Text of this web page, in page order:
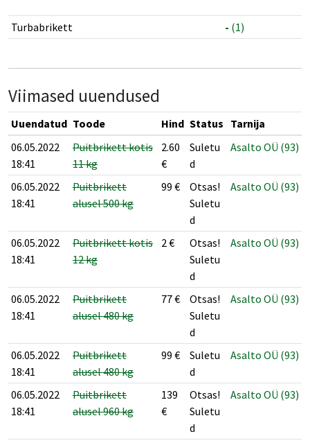
Turbabrikett - (1)
Viimased uuendused
Uuendatud Toode Hind Status Tarnija
06.05.2022
18:41
Puitbrikett kotis
11 kg
2.60
€
Suletu
d
Asalto OÜ (93)
06.05.2022
18:41
Puitbrikett
alusel 500 kg
99 €
Otsas!
Suletu
d
Asalto OÜ (93)
06.05.2022
18:41
Puitbrikett kotis
12 kg
2€
Otsas!
Suletu
d
Asalto OÜ (93)
06.05.2022
18:41
Puitbrikett
alusel 480 kg
77€
Otsas!
Suletu
d
Asalto OÜ (93)
06.05.2022
18:41
Puitbrikett
alusel 480 kg
99 €
Suletu
d
Asalto OÜ (93)
06.05.2022
18:41
Puitbrikett
alusel 960 kg
139
€
Otsas!
Suletu
d
Asalto OÜ (93)